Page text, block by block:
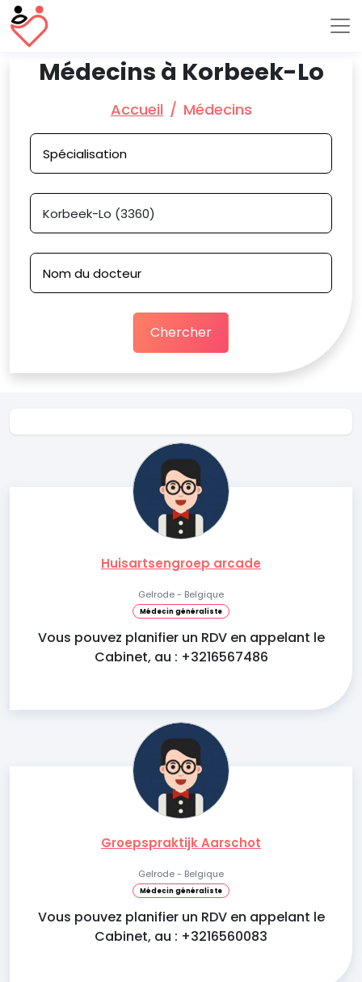
Médecins à Korbeek-Lo
Accueil Médecins
Chercher
Huisartsengroep arcade
Gelrode - Belgique
Médecin généraliste
Vous pouvez planifier un RDV en appelant le
Cabinet, au : +3216567486
Groepspraktijk Aarschot
Gelrode - Belgique
Médecin généraliste
Vous pouvez planifier un RDV en appelant le
Cabinet, au : +3216560083